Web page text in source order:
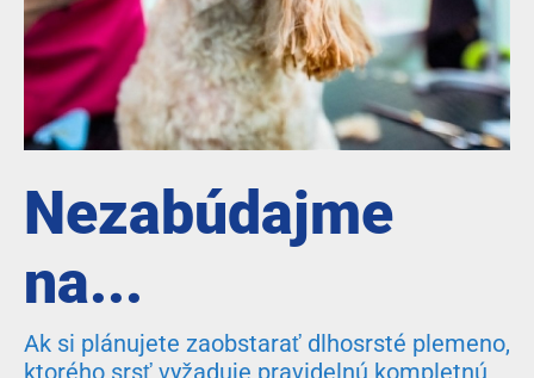
Nezabúdajme
na...
Ak si plánujete zaobstarať dlhosrsté plemeno,
ktorého srsť vyžaduje pravidelnú kompletnú